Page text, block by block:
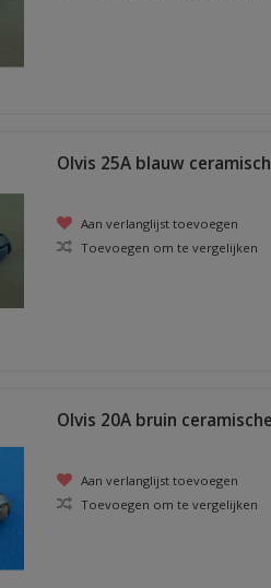
Olvis 25A blauw
Aan verlanglijst toevoegen
Toevoegen om te vergelijken
Olvis 20A bruin
Aan verlanglijst toevoegen
Toevoegen om te vergelijken